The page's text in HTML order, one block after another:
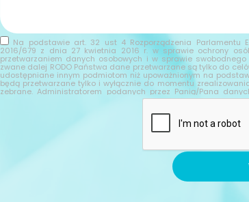
Na podstawie art. 32 ust 4 Rozporządzenia Parlamentu
2016/679 z dnia 27 kwietnia 2016 r. w sprawie ochrony
przetwarzaniem danych osobowych i w sprawie swobodnego
zwane dalej RODO Państwa dane przetwarzane są tylko do
udostępniane innym podmiotom niż upoważnionym na
będą przetwarzane tylko i wyłącznie do momentu
zebrane. Administratorem podanych przez Panią/Pana
formularza kontaktowego jest Firma "TWOJA FIRMA " z siedzibą
wyraża Pani/Pan zgodę na przetwarzanie swoich danych
nazwisko, nazwa firmy, adres mailowy i telefon. Ma Pan/Pani
danych osobowych, ich sprostowania, usunięcia lub
danych osobowych, przysługuje Panu/Pani prawo złożenia